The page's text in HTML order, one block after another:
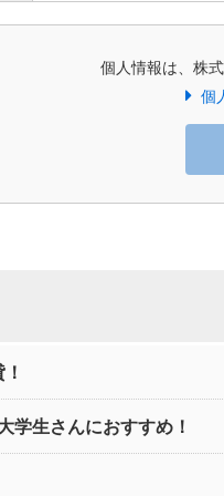
個人情報は、株
個
学生さんにおすすめ！